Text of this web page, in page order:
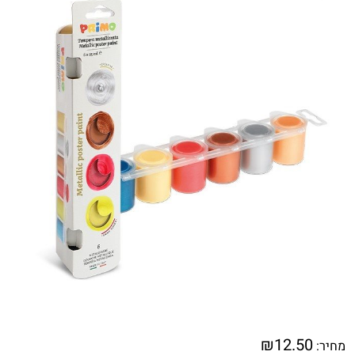
מחיר: ₪12.50